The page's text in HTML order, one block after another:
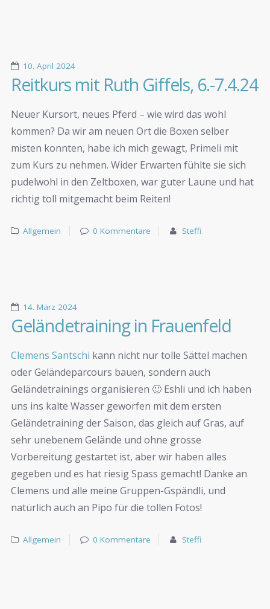
10. April 2024
Reitkurs mit Ruth Giffels, 6.-7.4.24
Neuer Kursort, neues Pferd – wie wird das wohl
kommen? Da wir am neuen Ort die Boxen selber
misten konnten, habe ich mich gewagt, Primeli mit
zum Kurs zu nehmen. Wider Erwarten fühlte sie sich
pudelwohl in den Zeltboxen, war guter Laune und hat
richtig toll mitgemacht beim Reiten!
Allgemein 0 Kommentare Steffi
14. März 2024
Geländetraining in Frauenfeld
Clemens Santschi kann nicht nur tolle Sättel machen
oder Geländeparcours bauen, sondern auch
Geländetrainings organisieren 🙂 Eshli und ich haben
uns ins kalte Wasser geworfen mit dem ersten
Geländetraining der Saison, das gleich auf Gras, auf
sehr unebenem Gelände und ohne grosse
Vorbereitung gestartet ist, aber wir haben alles
gegeben und es hat riesig Spass gemacht! Danke an
Clemens und alle meine Gruppen-Gspändli, und
natürlich auch an Pipo für die tollen Fotos!
Allgemein 0 Kommentare Steffi